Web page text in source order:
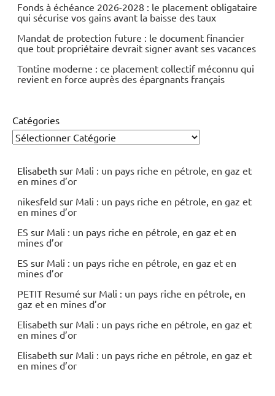
Fonds à échéance 2026-2028 : le placement obligataire
qui sécurise vos gains avant la baisse des taux
Mandat de protection future : le document financier
que tout propriétaire devrait signer avant ses vacances
Tontine moderne : ce placement collectif méconnu qui
revient en force auprès des épargnants français
Catégories
Elisabeth sur Mali : un pays riche en pétrole, en gaz et
en mines d’or
nikesfeld sur Mali : un pays riche en pétrole, en gaz et
en mines d’or
ES sur Mali : un pays riche en pétrole, en gaz et en
mines d’or
ES sur Mali : un pays riche en pétrole, en gaz et en
mines d’or
PETIT Resumé sur Mali : un pays riche en pétrole, en
gaz et en mines d’or
Elisabeth sur Mali : un pays riche en pétrole, en gaz et
en mines d’or
Elisabeth sur Mali : un pays riche en pétrole, en gaz et
en mines d’or